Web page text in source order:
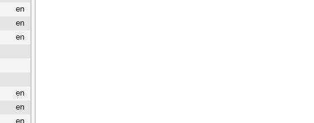
en
en
en
en
en
en